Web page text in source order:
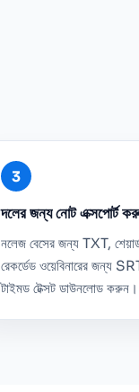
দলের জন্য নোট এক্সপোর্ট
নলেজ বেসের জন্য TXT,
রেকর্ডেড ওয়েবিনারের জন্য
টাইমড টেক্সট ডাউনলোড করুন।